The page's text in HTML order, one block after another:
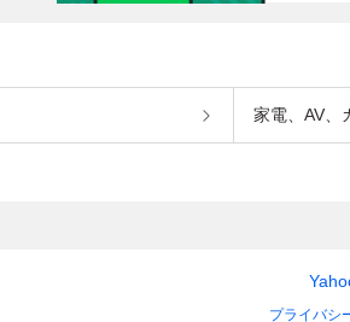
家電、AV、
プライバシ